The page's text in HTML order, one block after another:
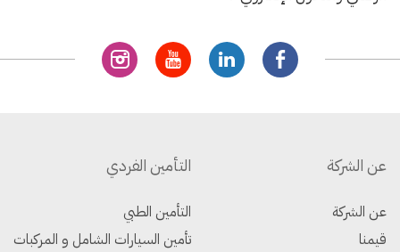
عن الشركة
عن الشركة
قيمنا
التأمين الفردي
التأمين الطبي
تأمين السيارات الشامل و المركبات